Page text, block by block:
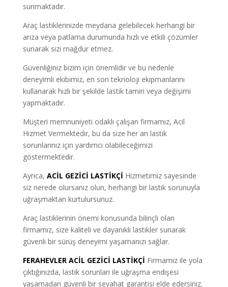
sunmaktadır.
Araç lastiklerinizde meydana gelebilecek herhangi bir
arıza veya patlama durumunda hızlı ve etkili çözümler
sunarak sizi mağdur etmez.
Güvenliğiniz bizim için önemlidir ve bu nedenle
deneyimli ekibimiz, en son teknoloji ekipmanlarını
kullanarak hızlı bir şekilde lastik tamiri veya değişimi
yapmaktadır.
Müşteri memnuniyeti odaklı çalışan firmamız, Acil
Hizmet Vermektedir, bu da size her an lastik
sorunlarınız için yardımcı olabileceğimizi
göstermektedir.
Ayrıca, ACİL GEZİCİ LASTİKÇİ Hizmetimiz sayesinde
siz nerede olursanız olun, herhangi bir lastik sorunuyla
uğraşmaktan kurtulursunuz.
Araç lastiklerinin önemi konusunda bilinçli olan
firmamız, size kaliteli ve dayanıklı lastikler sunarak
güvenli bir sürüş deneyimi yaşamanızı sağlar.
FERAHEVLER ACİL GEZİCİ LASTİKÇİ Firmamız ile yola
çıktığınızda, lastik sorunları ile uğraşma endişesi
yaşamadan güvenli bir seyahat garantisi elde edersiniz.